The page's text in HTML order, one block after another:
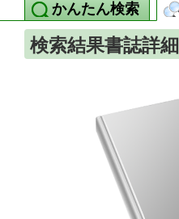
かんたん検索
検索結果書誌詳細